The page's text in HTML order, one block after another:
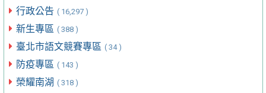
行政公告 ( 16,297 )
新生專區 ( 388 )
臺北市語文競賽專區 ( 34 )
防疫專區 ( 143 )
榮耀南湖 ( 318 )